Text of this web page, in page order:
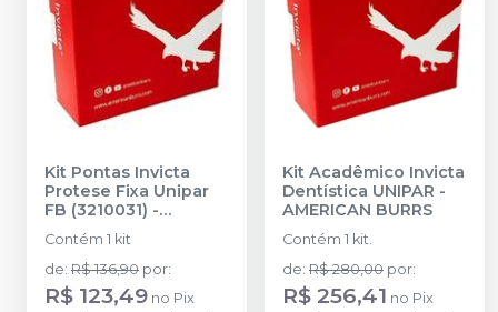
Kit Pontas Invicta
Protese Fixa Unipar
FB (3210031) -
AMERICAN BURRS
Contém 1 kit
de: R$ 136,90 por:
R$ 123,49 no Pix
Kit Acadêmico Invicta
Dentística UNIPAR -
AMERICAN BURRS
Contém 1 kit.
de: R$ 280,00 por:
R$ 256,41 no Pix